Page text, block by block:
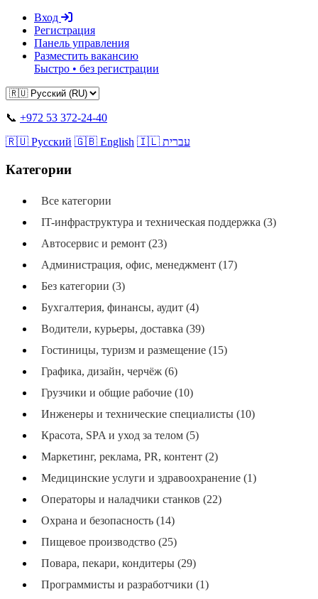
Вход
Регистрация
Панель управления
Разместить вакансию
Быстро • без регистрации
📞 +972 53 372-24-40
🇷🇺 Русский 🇬🇧 English 🇮🇱 עברית
Категории
Все категории
IT-инфраструктура и техническая поддержка (3)
Автосервис и ремонт (23)
Администрация, офис, менеджмент (17)
Без категории (3)
Бухгалтерия, финансы, аудит (4)
Водители, курьеры, доставка (39)
Гостиницы, туризм и размещение (15)
Графика, дизайн, черчёж (6)
Грузчики и общие рабочие (10)
Инженеры и технические специалисты (10)
Красота, SPA и уход за телом (5)
Маркетинг, реклама, PR, контент (2)
Медицинские услуги и здравоохранение (1)
Операторы и наладчики станков (22)
Охрана и безопасность (14)
Пищевое производство (25)
Повара, пекари, кондитеры (29)
Программисты и разработчики (1)